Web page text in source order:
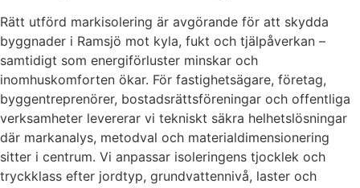
Rätt utförd markisolering är avgörande för att skydda
byggnader i Ramsjö mot kyla, fukt och tjälpåverkan –
samtidigt som energiförluster minskar och
inomhuskomforten ökar. För fastighetsägare, företag,
byggentreprenörer, bostadsrättsföreningar och offentliga
verksamheter levererar vi tekniskt säkra helhetslösningar
där markanalys, metodval och materialdimensionering
sitter i centrum. Vi anpassar isoleringens tjocklek och
tryckklass efter jordtyp, grundvattennivå, laster och